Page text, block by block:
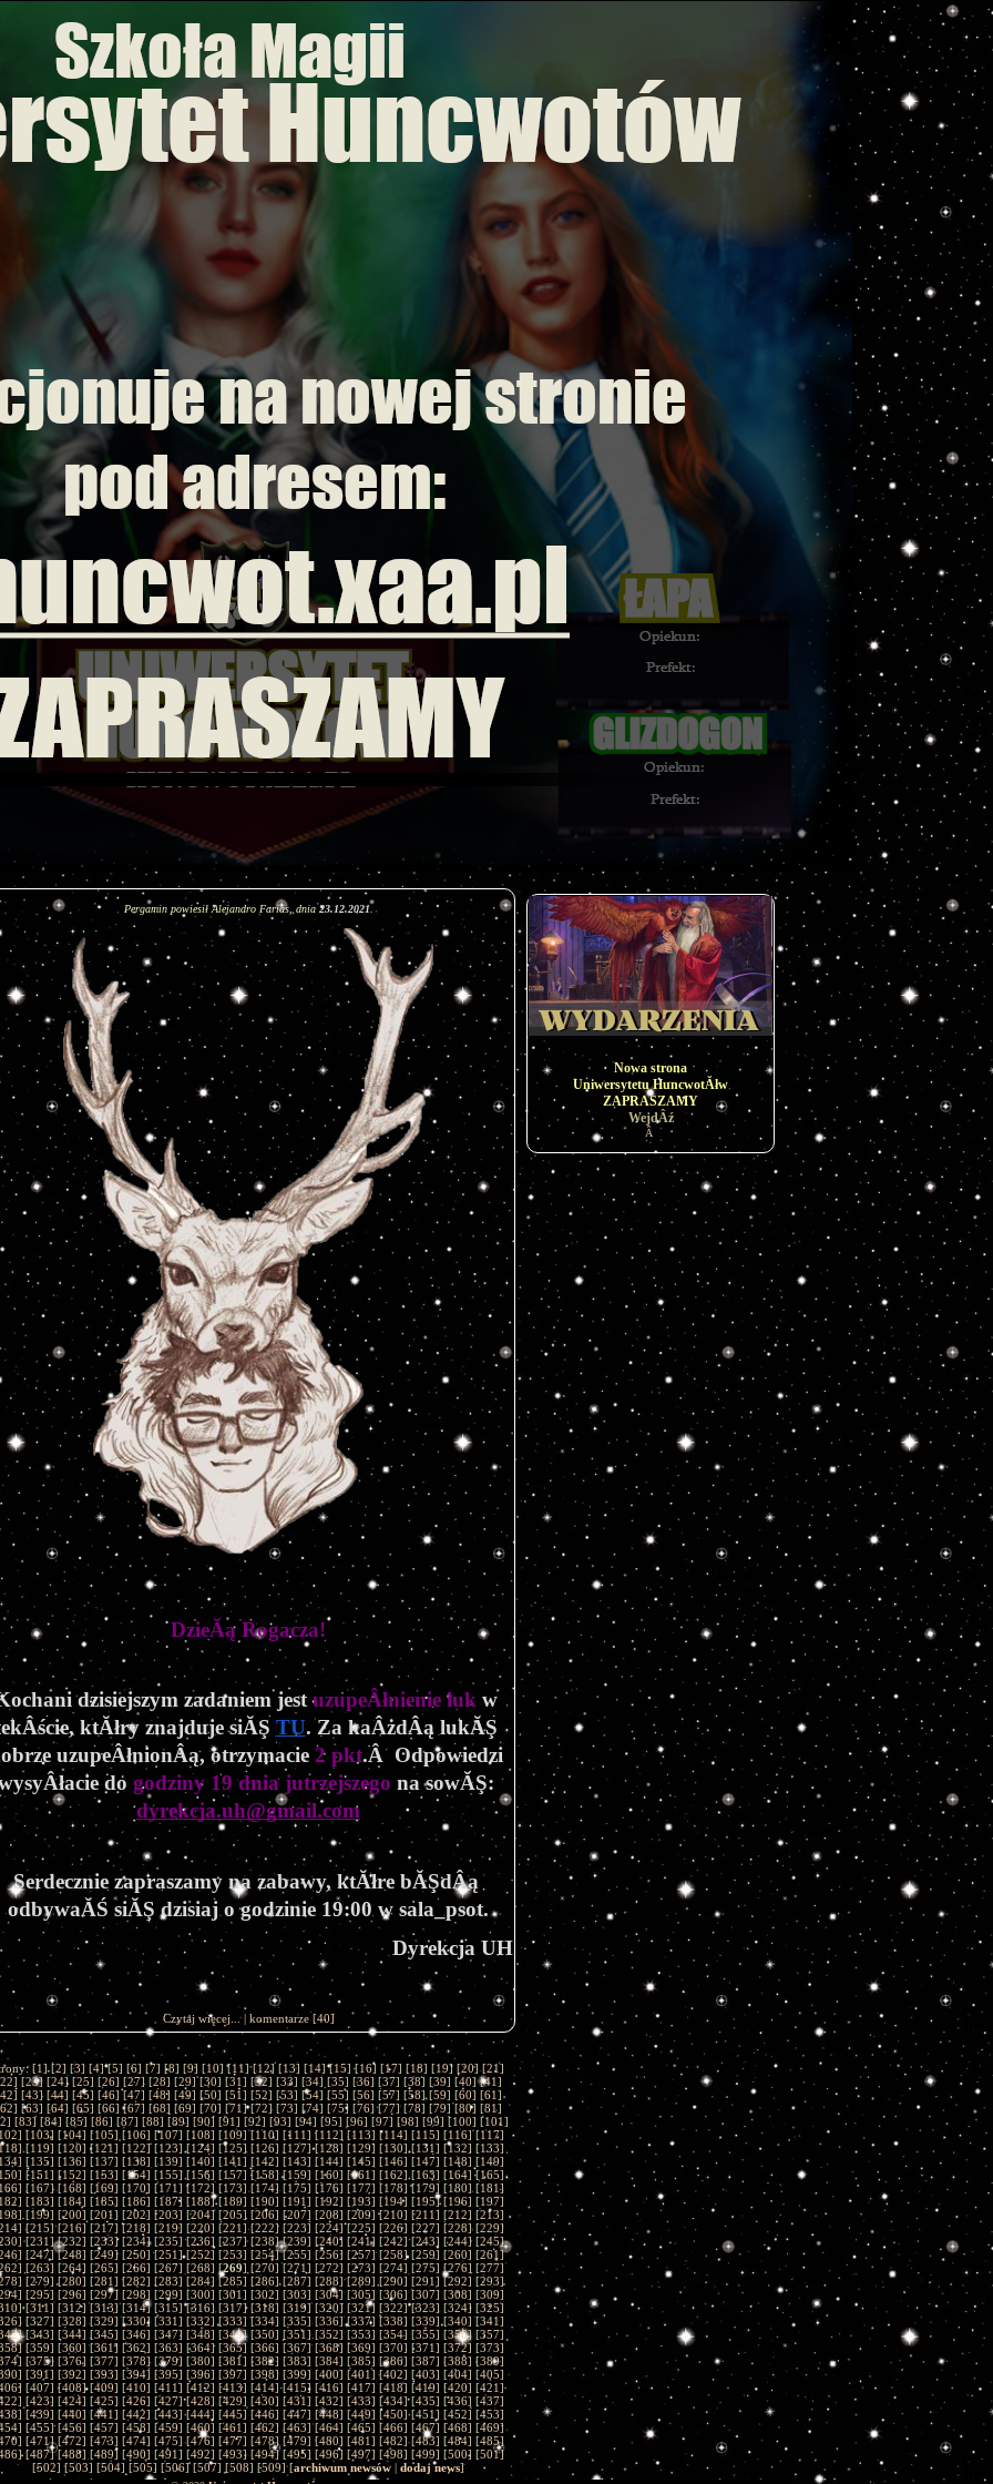
Pergamin powiesił Alejandro Farias, dnia23.12.2021.
DzieĂą Rogacza!
dzisiejszym zadaniem jest uzupeÂłnienie luk w
ktĂłry znajduje siĂŞ TU. Za kaÂżdÂą lukĂŞ
uzupeÂłnionÂą, otrzymacie 2 pkt.Â  Odpowiedzi
do godziny 19 dnia jutrzejszego
dyrekcja.uh@gmail.com
Serdecznie zapraszamy na zabawy, ktĂłre bĂŞdÂą
odbywaĂŚ siĂŞ dzisiaj o godzinie 19:00 w sala_psot.
Dyrekcja UH
Czytaj więcej... | komentarze[40]
[1] [2] [3] [4] [5] [6] [7] [8] [9] [10] [11] [12] [13] [14] [15] [16] [17] [18] [19] [20] [21]
22] [23] [24] [25] [26] [27] [28] [29] [30] [31] [32] [33] [34] [35] [36] [37] [38] [39] [40] [41]
42] [43] [44] [45] [46] [47] [48] [49] [50] [51] [52] [53] [54] [55] [56] [57] [58] [59] [60] [61]
62] [63] [64] [65] [66] [67] [68] [69] [70] [71] [72] [73] [74] [75] [76] [77] [78] [79] [80] [81]
] [83] [84] [85] [86] [87] [88] [89] [90] [91] [92] [93] [94] [95] [96] [97] [98] [99] [100] [101]
] [103] [104] [105] [106] [107] [108] [109] [110] [111] [112] [113] [114] [115] [116] [117]
] [119] [120] [121] [122] [123] [124] [125] [126] [127] [128] [129] [130] [131] [132] [133]
] [135] [136] [137] [138] [139] [140] [141] [142] [143] [144] [145] [146] [147] [148] [149]
] [151] [152] [153] [154] [155] [156] [157] [158] [159] [160] [161] [162] [163] [164] [165]
] [167] [168] [169] [170] [171] [172] [173] [174] [175] [176] [177] [178] [179] [180] [181]
] [183] [184] [185] [186] [187] [188] [189] [190] [191] [192] [193] [194] [195] [196] [197]
] [199] [200] [201] [202] [203] [204] [205] [206] [207] [208] [209] [210] [211] [212] [213]
] [215] [216] [217] [218] [219] [220] [221] [222] [223] [224] [225] [226] [227] [228] [229]
] [231] [232] [233] [234] [235] [236] [237] [238] [239] [240] [241] [242] [243] [244] [245]
] [247] [248] [249] [250] [251] [252] [253] [254] [255] [256] [257] [258] [259] [260] [261]
] [263] [264] [265] [266] [267] [268] [269] [270] [271] [272] [273] [274] [275] [276] [277]
] [279] [280] [281] [282] [283] [284] [285] [286] [287] [288] [289] [290] [291] [292] [293]
] [295] [296] [297] [298] [299] [300] [301] [302] [303] [304] [305] [306] [307] [308] [309]
] [311] [312] [313] [314] [315] [316] [317] [318] [319] [320] [321] [322] [323] [324] [325]
] [327] [328] [329] [330] [331] [332] [333] [334] [335] [336] [337] [338] [339] [340] [341]
] [343] [344] [345] [346] [347] [348] [349] [350] [351] [352] [353] [354] [355] [356] [357]
] [359] [360] [361] [362] [363] [364] [365] [366] [367] [368] [369] [370] [371] [372] [373]
] [375] [376] [377] [378] [379] [380] [381] [382] [383] [384] [385] [386] [387] [388] [389]
] [391] [392] [393] [394] [395] [396] [397] [398] [399] [400] [401] [402] [403] [404] [405]
] [407] [408] [409] [410] [411] [412] [413] [414] [415] [416] [417] [418] [419] [420] [421]
] [423] [424] [425] [426] [427] [428] [429] [430] [431] [432] [433] [434] [435] [436] [437]
] [439] [440] [441] [442] [443] [444] [445] [446] [447] [448] [449] [450] [451] [452] [453]
] [455] [456] [457] [458] [459] [460] [461] [462] [463] [464] [465] [466] [467] [468] [469]
] [471] [472] [473] [474] [475] [476] [477] [478] [479] [480] [481] [482] [483] [484] [485]
] [487] [488] [489] [490] [491] [492] [493] [494] [495] [496] [497] [498] [499] [500] [501]
[502] [503] [504] [505] [506] [507] [508] [509] [archiwum newsów | dodaj news]
Nowa strona
Uniwersytetu HuncwotĂłw
ZAPRASZAMY
WejdÂź
Â